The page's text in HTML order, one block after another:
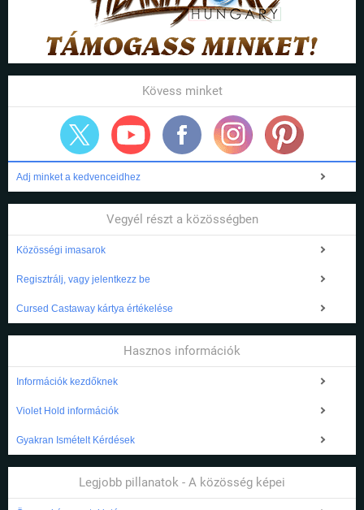
Kövess minket
Adj minket a kedvenceidhez
Vegyél részt a közösségben
Közösségi imasarok
Regisztrálj, vagy jelentkezz be
Cursed Castaway kártya értékelése
Hasznos információk
Információk kezdőknek
Violet Hold információk
Gyakran Ismételt Kérdések
Legjobb pillanatok - A közösség képei